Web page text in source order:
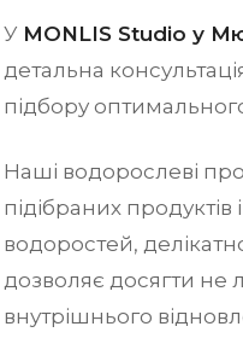
У MONLIS Studio у
детальна
підбору
Наші водорослеві
підібраних
водоростей,
дозволяє досягти не
внутрішнього